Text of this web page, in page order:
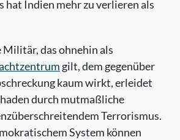
hat Indien mehr zu verlieren als
Militär, das ohnehin als
gilt, dem gegenüber
kaum wirkt, erleidet
durch mutmaßliche
Terrorismus.
System können